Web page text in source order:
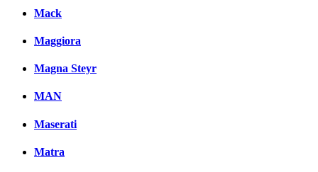
Mack
Maggiora
Magna Steyr
MAN
Maserati
Matra